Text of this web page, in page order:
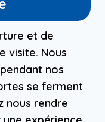
et de
visite. Nous
nos
se ferment
nous rendre